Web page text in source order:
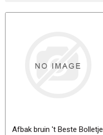
Afbak bruin 't Beste Bolletje